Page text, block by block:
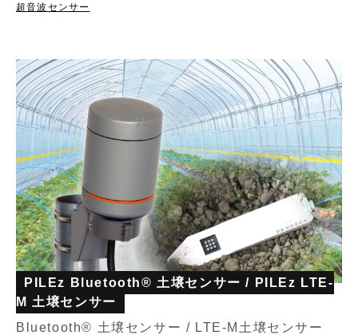
超音波センサー
PILEz Bluetooth® 土壌センサー / PILEz LTE-
M 土壌センサー
Bluetooth® 土壌センサー / LTE-M土壌センサー